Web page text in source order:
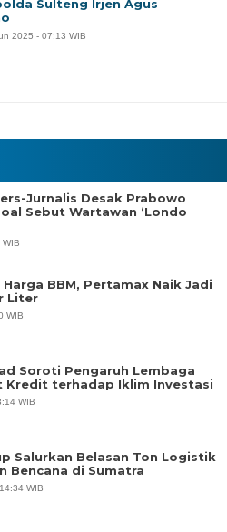
Jurnalis Desak Prabowo
Sebut Wartawan ‘Londo
BBM, Pertamax Naik Jadi
Liter
WIB
Soroti Pengaruh Lembaga
Kredit terhadap Iklim Investasi
WIB
Salurkan Belasan Ton Logistik
Bencana di Sumatra
WIB
Sulteng Irjen Agus
2025 - 07:13 WIB